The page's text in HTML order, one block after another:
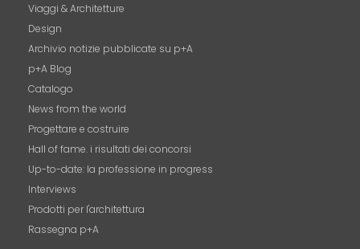
Viaggi & Architetture
Design
Archivio notizie pubblicate su p+A
p+A Blog
Catalogo
News from the world
Progettare e costruire
Hall of fame. i risultati dei concorsi
Up-to-date: la professione in progress
Interviews
Prodotti per l'architettura
Rassegna p+A